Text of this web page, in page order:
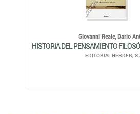
Giovanni Reale,Dario
HISTORIA DEL PENSAMIENTO
EDITORIAL HERDER,